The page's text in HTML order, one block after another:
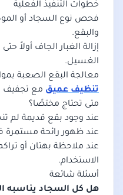
خطوات التنفيذ الفعلية
فحص نوع السجاد أو
والبقع.
إزالة الغبار الجاف أولاً
الغسيل.
معالجة البقع الصعبة
تنظيف عميق مع تجفيف
متى تحتاج مختصًا؟
عند وجود بقع قديمة لم
عند ظهور رائحة مستمرة
عند ملاحظة بهتان أو
الاستخدام.
أسئلة شائعة
هل كل السجاد يناسبه